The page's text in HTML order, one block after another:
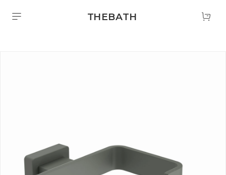
THEBATH